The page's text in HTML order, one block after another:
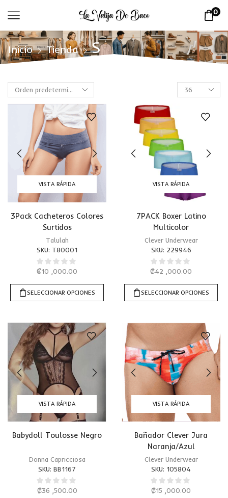
0
Inicio Tienda S
VISTA RÁPIDA
3Pack Cacheteros Colores
Surtidos
Talulah
SKU: T80001
₡10 ,000.00
SELECCIONAR OPCIONES
VISTA RÁPIDA
7PACK Boxer Latino
Multicolor
Clever Underwear
SKU: 229946
₡42 ,000.00
SELECCIONAR OPCIONES
VISTA RÁPIDA
Babydoll Toulosse Negro
Donna Capricciosa
SKU: BB1167
₡36 ,500.00
VISTA RÁPIDA
Bañador Clever Jura
Naranja/Azul
Clever Underwear
SKU: 105804
₡15 ,000.00